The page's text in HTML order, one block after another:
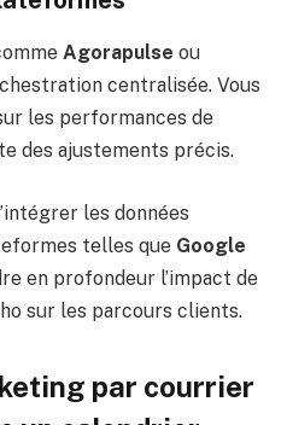
Agorapulse ou
centralisée. Vous
les performances de
des ajustements précis.
les données
telles que Google
en profondeur l’impact de
sur les parcours clients.
par courrier